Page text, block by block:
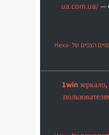
ua.com.ua/—
סיכום הניסוי ב'מקורות': בחינת הכיסויים הצפים של Hexa-
1win зеркало,